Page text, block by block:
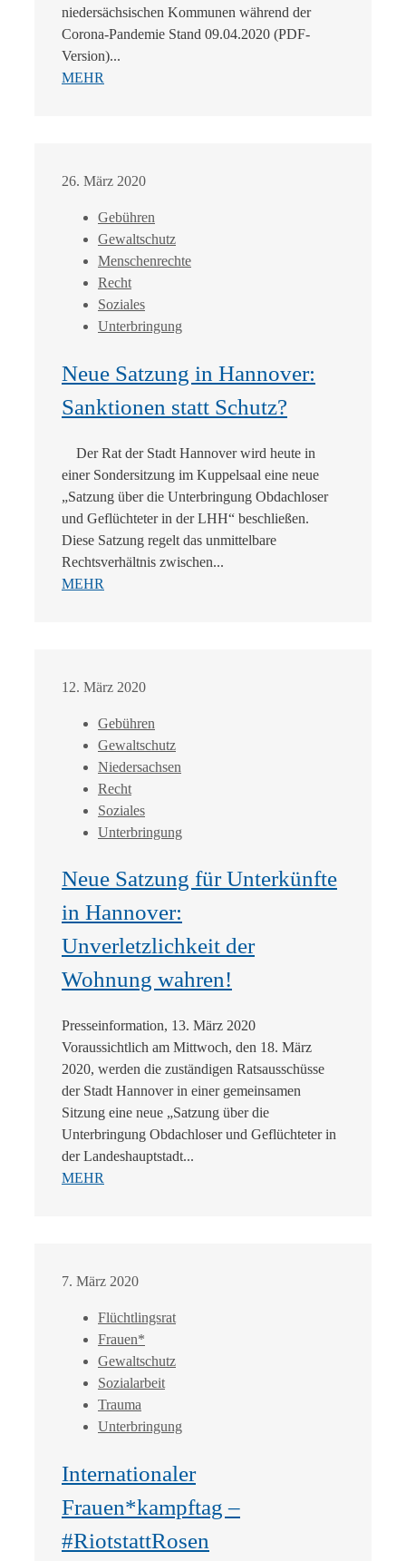
niedersächsischen Kommunen während der
Corona-Pandemie Stand 09.04.2020 (PDF-
Version)...
MEHR
26. März 2020
Gebühren
Gewaltschutz
Menschenrechte
Recht
Soziales
Unterbringung
Neue Satzung in Hannover:
Sanktionen statt Schutz?
Der Rat der Stadt Hannover wird heute in
einer Sondersitzung im Kuppelsaal eine neue
„Satzung über die Unterbringung Obdachloser
und Geflüchteter in der LHH“ beschließen.
Diese Satzung regelt das unmittelbare
Rechtsverhältnis zwischen...
MEHR
12. März 2020
Gebühren
Gewaltschutz
Niedersachsen
Recht
Soziales
Unterbringung
Neue Satzung für Unterkünfte
in Hannover:
Unverletzlichkeit der
Wohnung wahren!
Presseinformation, 13. März 2020
Voraussichtlich am Mittwoch, den 18. März
2020, werden die zuständigen Ratsausschüsse
der Stadt Hannover in einer gemeinsamen
Sitzung eine neue „Satzung über die
Unterbringung Obdachloser und Geflüchteter in
der Landeshauptstadt...
MEHR
7. März 2020
Flüchtlingsrat
Frauen*
Gewaltschutz
Sozialarbeit
Trauma
Unterbringung
Internationaler
Frauen*kampftag –
#RiotstattRosen